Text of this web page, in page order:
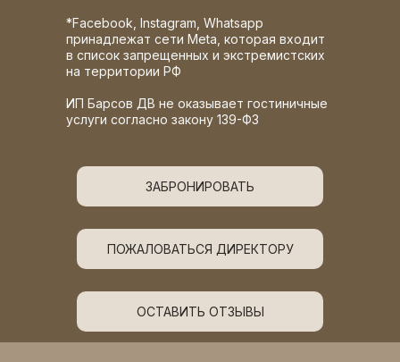
ЗАБРОНИРОВАТЬ
ПОЖАЛОВАТЬСЯ ДИРЕКТОРУ
ОСТАВИТЬ ОТЗЫВЫ
*Facebook, Instagram, Whatsapp
принадлежат сети Meta, которая входит
в список запрещенных и экстремистских
на территории РФ
ИП Барсов ДВ не оказывает гостиничные
услуги согласно закону 139-ФЗ